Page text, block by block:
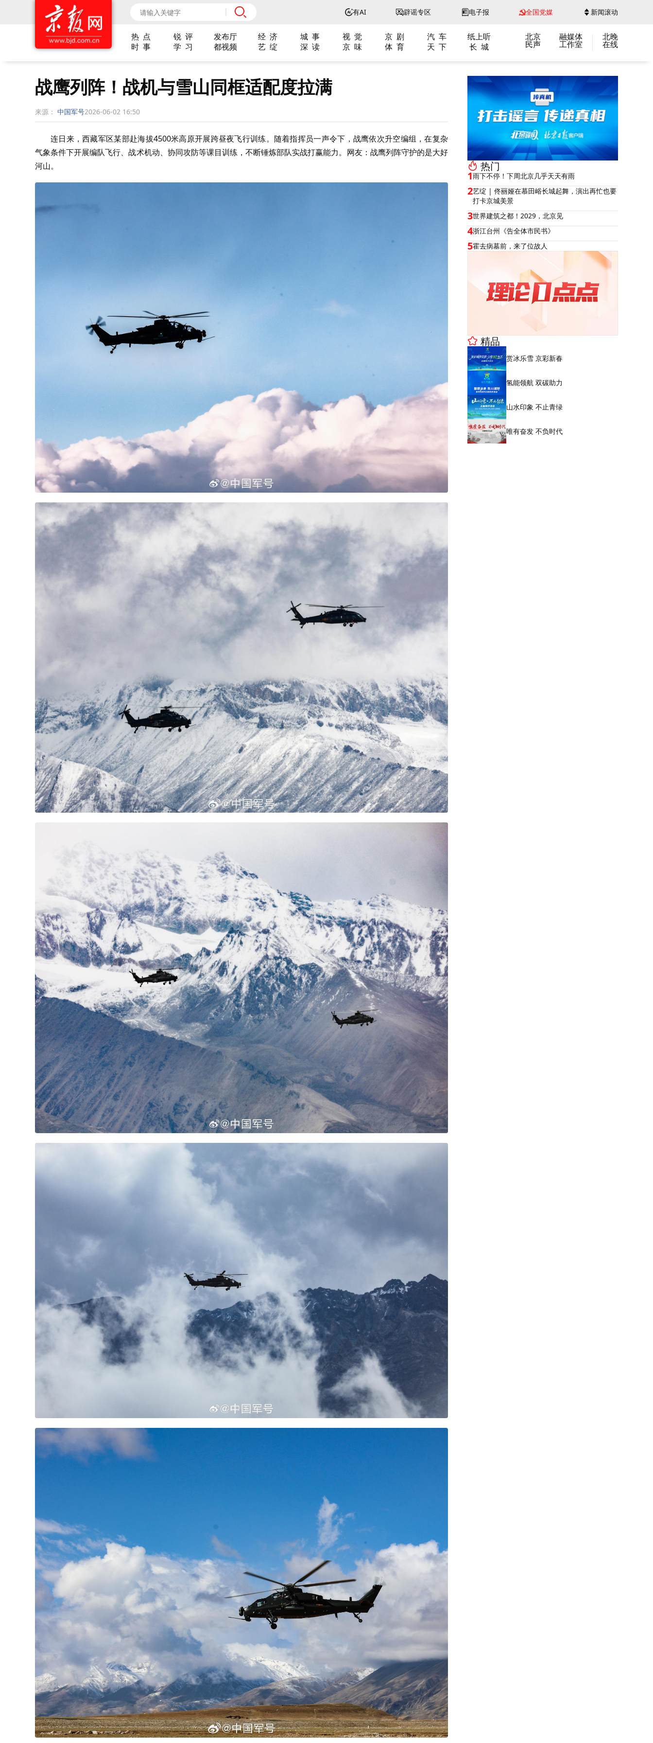
有AI 辟谣专区 电子报 全国党媒 新闻滚动
热 点 锐 评 发布厅 经 济 城 事 视 觉 京 剧 汽 车
纸上听
时 事
学 习 都视频 艺 绽 深 读 京 味 体 育 天 下 长 城
北京
民声
融媒体
工作室
北晚
在线
战鹰列阵！战机与雪山同框适配度拉满
来源： 中国军号2026-06-02 16:50
连日来，西藏军区某部赴海拔4500米高原开展跨昼夜飞行训练。随着指挥员一声令下，战鹰依次升空编组，在复杂
气象条件下开展编队飞行、战术机动、协同攻防等课目训练，不断锤炼部队实战打赢能力。网友：战鹰列阵守护的是大好
河山。
热门
1雨下不停！下周北京几乎天天有雨
2艺绽 | 佟丽娅在慕田峪长城起舞，演出再忙也要
打卡京城美景
3世界建筑之都！2029，北京见
4浙江台州《告全体市民书》
5霍去病墓前，来了位故人
精品
赏冰乐雪 京彩新春
氢能领航 双碳助力
山水印象 不止青绿
唯有奋发 不负时代